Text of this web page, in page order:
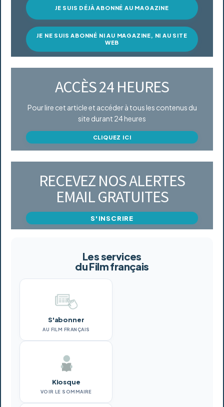
JE SUIS DÉJÀ ABONNÉ AU MAGAZINE
JE NE SUIS ABONNÉ NI AU MAGAZINE, NI AU SITE
WEB
ACCÈS 24 HEURES
Pour lire cet article et accéder à tous les contenus du
site durant 24 heures
CLIQUEZ ICI
RECEVEZ NOS ALERTES
EMAIL GRATUITES
S'INSCRIRE
Les services
du Film français
S'abonner
AU FILM FRANÇAIS
Kiosque
VOIR LE SOMMAIRE